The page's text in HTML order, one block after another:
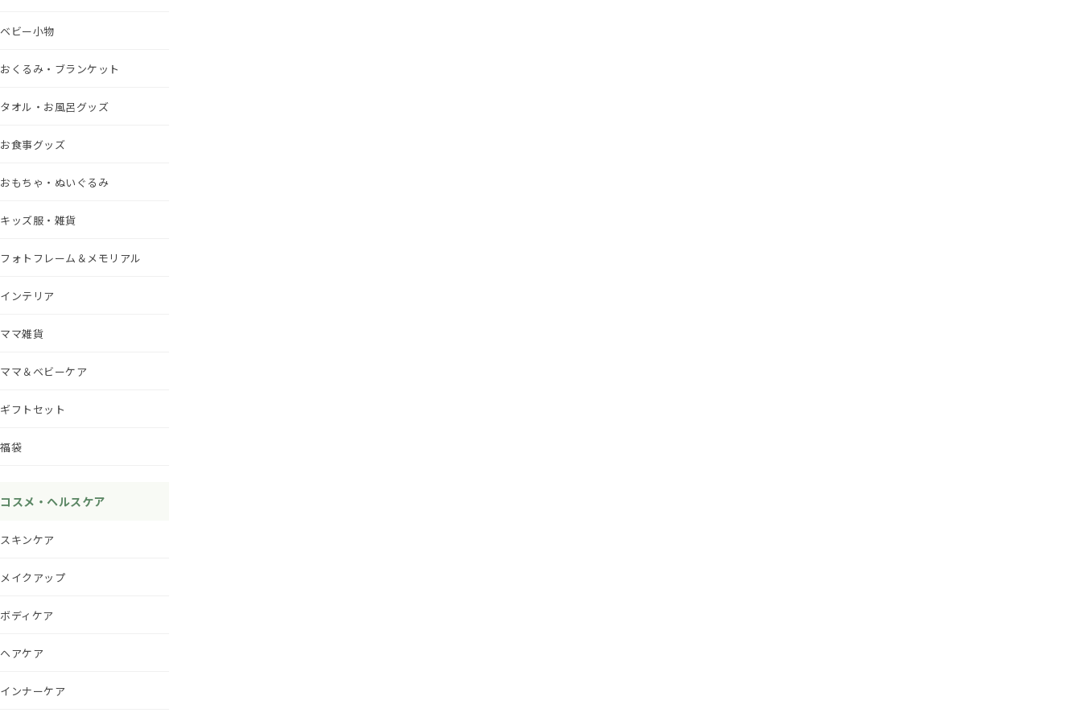
ベビー小物
おくるみ・ブランケット
タオル・お風呂グッズ
お食事グッズ
おもちゃ・ぬいぐるみ
キッズ服・雑貨
フォトフレーム＆メモリアル
インテリア
ママ雑貨
ママ＆ベビーケア
ギフトセット
福袋
コスメ・ヘルスケア
スキンケア
メイクアップ
ボディケア
ヘアケア
インナーケア